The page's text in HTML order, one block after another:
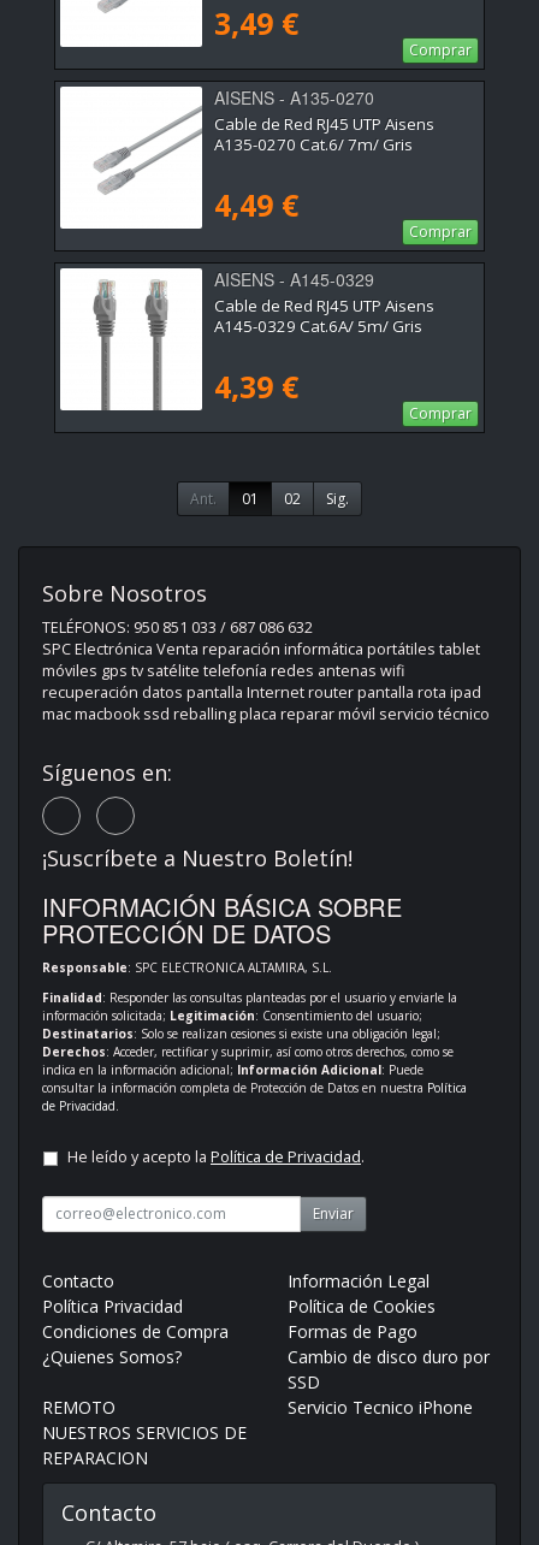
3,49 €
Comprar
AISENS - A135-0270
Cable de Red RJ45 UTP Aisens
A135-0270 Cat.6/ 7m/ Gris
4,49 €
Comprar
AISENS - A145-0329
Cable de Red RJ45 UTP Aisens
A145-0329 Cat.6A/ 5m/ Gris
4,39 €
Comprar
Ant. 01 02 Sig.
Sobre Nosotros
TELÉFONOS: 950 851 033 / 687 086 632
SPC Electrónica Venta reparación informática portátiles tablet
móviles gps tv satélite telefonía redes antenas wifi
recuperación datos pantalla Internet router pantalla rota ipad
mac macbook ssd reballing placa reparar móvil servicio técnico
Síguenos en:
¡Suscríbete a Nuestro Boletín!
INFORMACIÓN BÁSICA SOBRE
PROTECCIÓN DE DATOS
Responsable: SPC ELECTRONICA ALTAMIRA, S.L.
Finalidad: Responder las consultas planteadas por el usuario y enviarle la
información solicitada; Legitimación: Consentimiento del usuario;
Destinatarios: Solo se realizan cesiones si existe una obligación legal;
Derechos: Acceder, rectificar y suprimir, así como otros derechos, como se
indica en la información adicional; Información Adicional: Puede
consultar la información completa de Protección de Datos en nuestra Política
de Privacidad
He leído y acepto la Política de Privacidad.
Enviar
Contacto
Información Legal
Política Privacidad
Política de Cookies
Condiciones de Compra
Formas de Pago
¿Quienes Somos?
Cambio de disco duro por
SSD
REMOTO
Servicio Tecnico iPhone
NUESTROS SERVICIOS DE
REPARACION
Contacto